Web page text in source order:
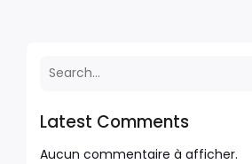
Latest Comments
Aucun commentaire à afficher.